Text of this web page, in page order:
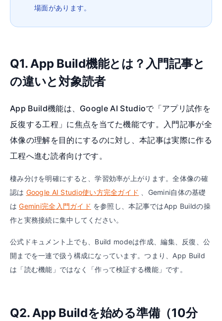
場面があります。
Q1. App Build機能とは？入門記事と
の違いと対象読者
App Build機能は、Google AI Studioで「アプリ試作を
反復する工程」に焦点を当てた機能です。入門記事が全
体像の理解を目的にするのに対し、本記事は実際に作る
工程へ進む読者向けです。
棲み分けを明確にすると、学習効率が上がります。全体像の確
認は Google AI Studio使い方完全ガイド
、Gemini自体の基礎
は Gemini完全入門ガイド を参照し、本記事ではApp Buildの操
作と実務接続に集中してください。
公式ドキュメント上でも、Build modeは作成、編集、反復、公
開までを一連で扱う構成になっています。つまり、App Build
は「読む機能」ではなく「作って検証する機能」です。
Q2. App Buildを始める準備（10分